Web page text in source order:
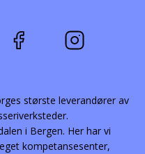
største leverandører av
i Bergen. Her har vi
kompetansesenter,